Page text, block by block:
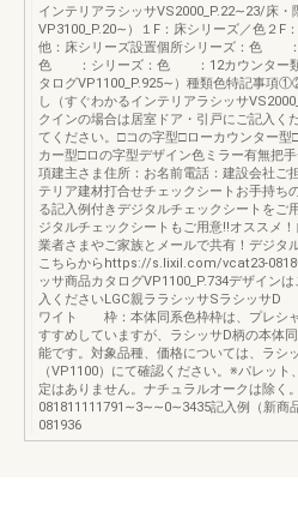
インテリアラシッサVS2000_P.22∼23/床・
VP3100_P.20∼）１F：床シリーズ／色２F
他：床シリーズ設置個所シリーズ：色 ：
色 ：シリーズ：色 ：12カウンター類
タログVP1100_P.925∼）種類色特記事項
し（すぐわかるインテリアラシッサ
クインの場合は居室ドア・引戸にご記入く
てください。□コの字型□ローカウンター型
カー型□ロの字型デザイン色ミラー有無把
項建主さま住所：お名前電話：建設会社ご
テリア建材打合せチェックシートお手持ち
る記入例付きデジタルチェックシートをご
ジタルチェックシートもご用意!!オススメ
業者さまやご家族とメールで共有！デジタ
こちらからhttps://s.lixil.com/vcat23-
ッサ商品カタログVP1100_P.734デザイン
入くださいLGC親ララシッサSラシッサ
ワイト 枠：本体同系色枠枠は、プレシ
すすめしていますが、ラシッサD柄の本体
能です。対象品種、価格については、ラシ
（VP1100）にて確認ください。※パレット
定はありません。ナチュラルオークは除く
081811111791∼3∼∼0∼3435記入例（新商
081936